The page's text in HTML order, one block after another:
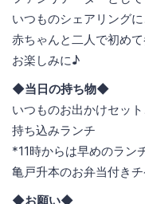
いつものシェアリング
赤ちゃんと二人で初め
お楽しみに♪
◆当日の持ち物◆
いつものお出かけセット
持ち込みランチ
*11時からは早めのラン
亀戸升本のお弁当付き
◆お願い◆